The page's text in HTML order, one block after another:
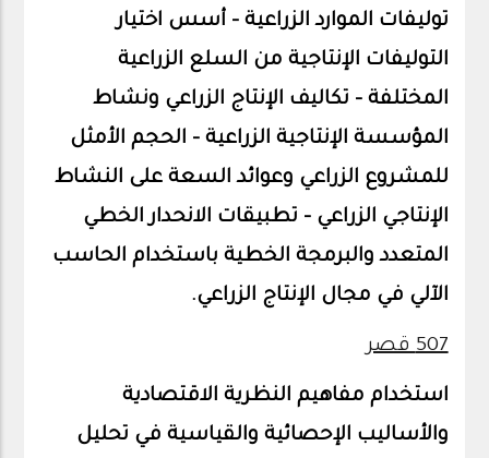
توليفات الموارد الزراعية – أسس اختيار
التوليفات الإنتاجية من السلع الزراعية
المختلفة – تكاليف الإنتاج الزراعي ونشاط
المؤسسة الإنتاجية الزراعية – الحجم الأمثل
للمشروع الزراعي وعوائد السعة على النشاط
الإنتاجي الزراعي – تطبيقات الانحدار الخطي
المتعدد والبرمجة الخطية باستخدام الحاسب
الآلي في مجال الإنتاج الزراعي.
507 قصر
استخدام مفاهيم النظرية الاقتصادية
والأساليب الإحصائية والقياسية في تحليل